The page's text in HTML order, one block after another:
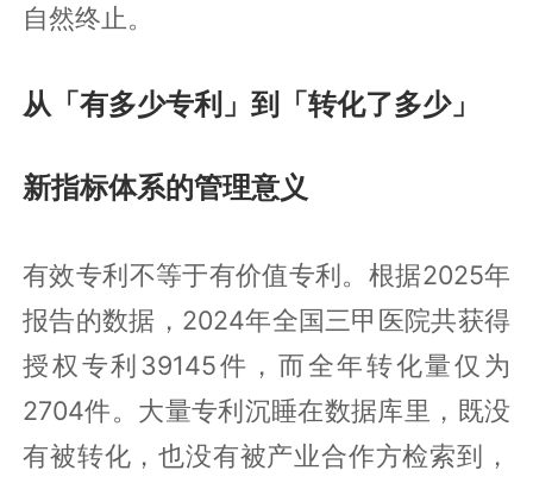
自然终止。
从「有多少专利」到「转化了多少」
新指标体系的管理意义
有效专利不等于有价值专利。根据2025年
报告的数据，2024年全国三甲医院共获得
授权专利39145件，而全年转化量仅为
2704件。大量专利沉睡在数据库里，既没
有被转化，也没有被产业合作方检索到，